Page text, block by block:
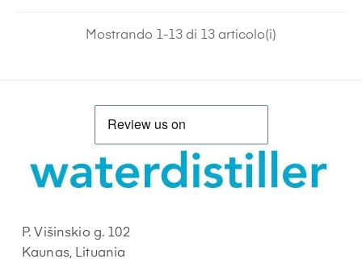
Mostrando 1-13 di 13 articolo(i)
P. Višinskio g. 102
Kaunas, Lituania